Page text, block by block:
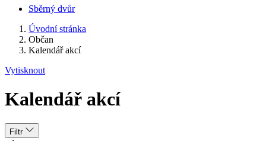
Sběrný dvůr
Úvodní stránka
Občan
Kalendář akcí
Vytisknout
Kalendář akcí
Filtr